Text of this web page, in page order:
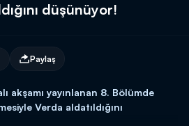
düşünüyor!
Paylaş
akşamı yayınlanan 8. Bölümde
Verda aldatıldığını